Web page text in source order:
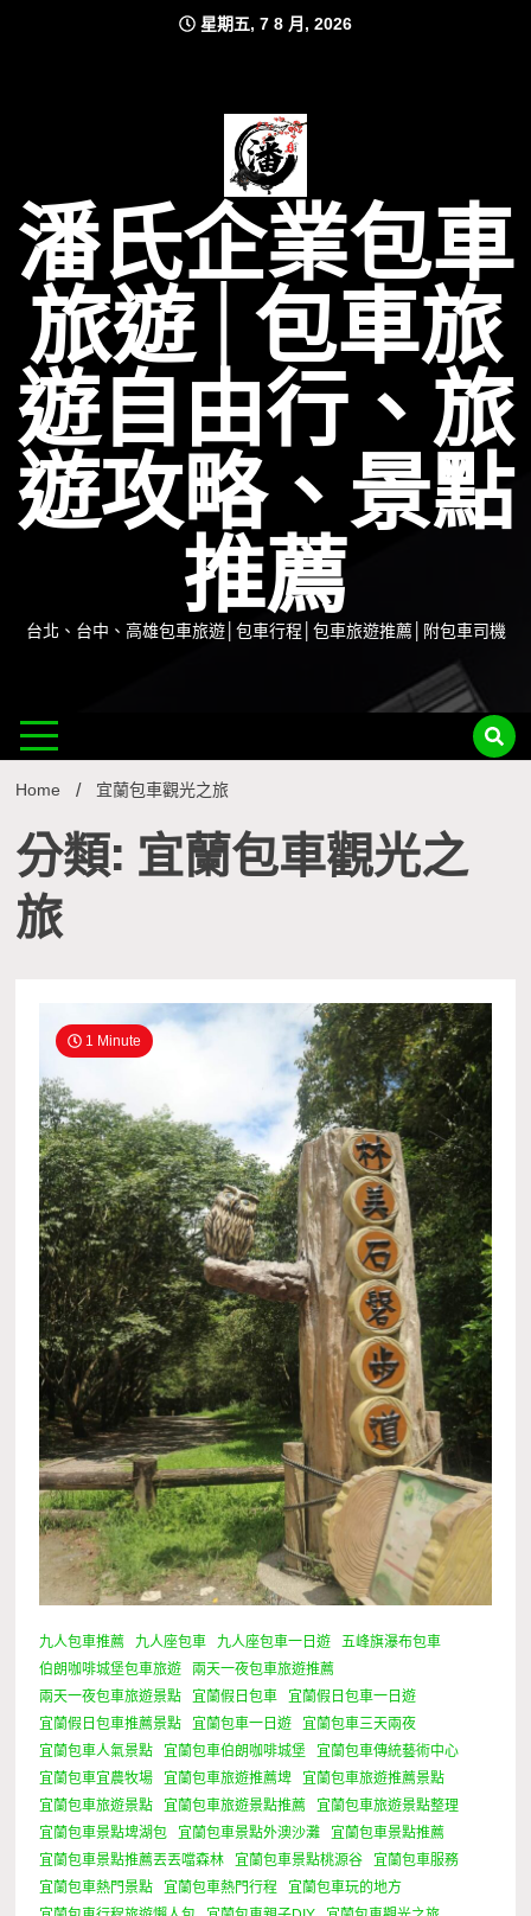
星期五, 7 8 月, 2026
潘氏企業包車
旅遊│包車旅
遊自由行、旅
遊攻略、景點
推薦
台北、台中、高雄包車旅遊│包車行程│包車旅遊推薦│附包車司機
Home 宜蘭包車觀光之旅
分類: 宜蘭包車觀光之
旅
1 Minute
九人包車推薦 九人座包車 九人座包車一日遊
五峰旗瀑布包車
伯朗咖啡城堡包車旅遊
兩天一夜包車旅遊推薦
兩天一夜包車旅遊景點
宜蘭假日包車
宜蘭假日包車一日遊
宜蘭假日包車推薦景點
宜蘭包車一日遊
宜蘭包車三天兩夜
宜蘭包車人氣景點
宜蘭包車伯朗咖啡城堡
宜蘭包車傳統藝術中心
宜蘭包車宜農牧場
宜蘭包車旅遊推薦埤
宜蘭包車旅遊推薦景點
宜蘭包車旅遊景點
宜蘭包車旅遊景點推薦
宜蘭包車旅遊景點整理
宜蘭包車景點埤湖包
宜蘭包車景點外澳沙灘
宜蘭包車景點推薦
宜蘭包車景點推薦丟丟噹森林
宜蘭包車景點桃源谷
宜蘭包車服務
宜蘭包車熱門景點
宜蘭包車熱門行程
宜蘭包車玩的地方